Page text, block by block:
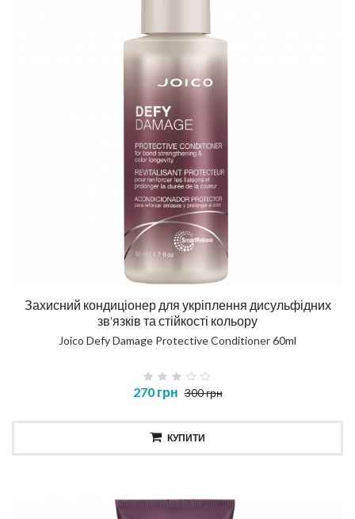
Захисний кондиціонер для укріплення дисульфідних
зв'язків та стійкості кольору
Joico Defy Damage Protective Conditioner 60ml
270 грн 300 грн
КУПИТИ